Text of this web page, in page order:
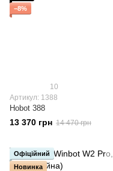
−8%
10
Артикул: 1388
Hobot 388
13 370 грн 14 470 грн
Офіційний
Новинка